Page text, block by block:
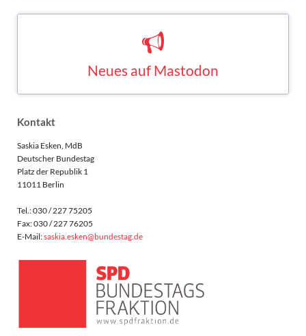
Kontakt
Saskia Esken, MdB
Deutscher Bundestag
Platz der Republik 1
11011 Berlin
Tel.: 030 / 227 75205
Fax: 030 / 227 76205
E-Mail:saskia.esken@bundestag.de